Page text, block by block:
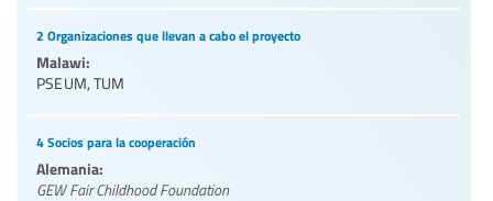
2 Organizaciones que llevan a cabo el proyecto
Malawi:
PSEUM, TUM
4 Socios para la cooperación
Alemania:
GEW Fair Childhood Foundation